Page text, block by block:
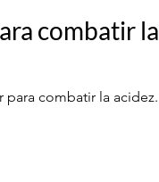
combatir la
combatir la acidez.